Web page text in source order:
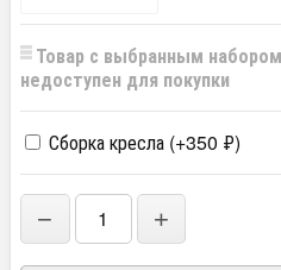
Товар с выбранным
недоступен для покупки
Сборка кресла (+350 ₽)
− +